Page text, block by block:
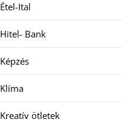
Étel-Ital
Hitel- Bank
Képzés
Klíma
Kreatív ötletek